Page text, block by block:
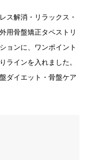
ス解消・リラックス・
用骨盤矯正タペストリ
ョンに、ワンポイント
ラインを入れました。
ダイエット・骨盤ケア